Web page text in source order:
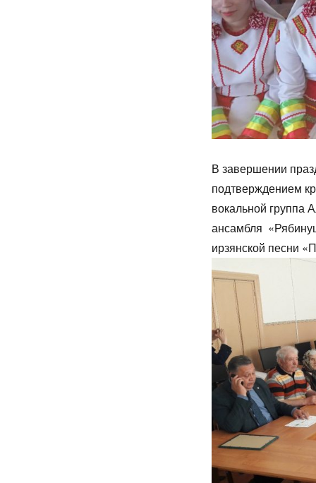
В завершении
подтверждением
вокальной группа
ансамбля
ирзянской песни